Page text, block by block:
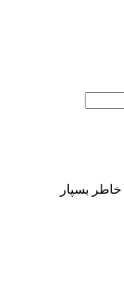
خاطر بسپار